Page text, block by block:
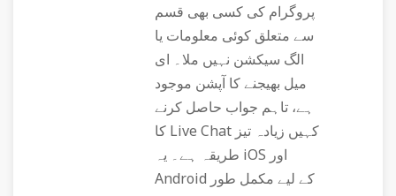
پروگرام کی کسی بھی قسم
سے متعلق کوئی معلومات یا
الگ سیکشن نہیں ملا۔ ای
میل بھیجنے کا آپشن موجود
ہے، تاہم جواب حاصل کرنے
کا Live Chat کہیں زیادہ تیز
طریقہ ہے۔ یہ iOS اور
Android کے لیے مکمل طور